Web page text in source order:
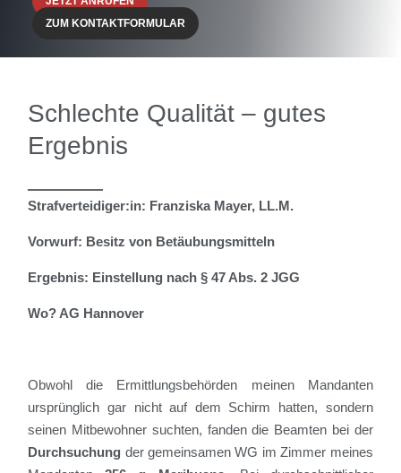
ZUM KONTAKTFORMULAR
Schlechte Qualität – gutes
Ergebnis
Strafverteidiger:in: Franziska Mayer, LL.M.
Vorwurf: Besitz von Betäubungsmitteln
Ergebnis: Einstellung nach§ 47 Abs. 2JGG
Wo? AG Hannover
Obwohl die Ermittlungsbehörden meinen Mandanten
ursprünglich gar nicht auf dem Schirm hatten, sondern
seinen Mitbewohner suchten, fanden die Beamten bei der
Durchsuchung der gemeinsamen WG im Zimmer meines